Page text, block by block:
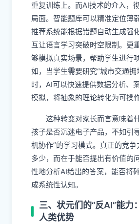
重复训练上。而AI技术的介入，
局面。智能题库可以精准定位薄
推荐系统能根据错题自动生成强
互让语言学习突破时空限制。更
够模拟真实场景，帮助学生进行
如，当学生需要研究“城市交通拥
时，AI可以快速提供数据分析、
模拟，将抽象的理论转化为可操
这种转变对家长而言意味着
孩子是否沉迷电子产品，不如引
机协作”的学习模式。真正的竞
多少，而在于能否提出有价值的
性地分析AI给出的答案，能否将
成系统性认知。
三、状元们的“反AI”能力
人类优势